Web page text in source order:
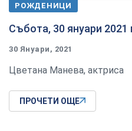
РОЖДЕНИЦИ
Събота, 30 януари 2021
30 Януари, 2021
Цветана Манева, актриса
ПРОЧЕТИ ОЩЕ